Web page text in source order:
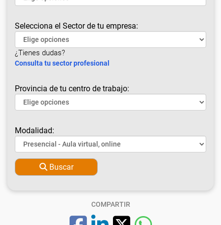
Selecciona el Sector de tu empresa:
¿Tienes dudas?
Consulta tu sector profesional
Provincia de tu centro de trabajo:
Modalidad:
Buscar
COMPARTIR